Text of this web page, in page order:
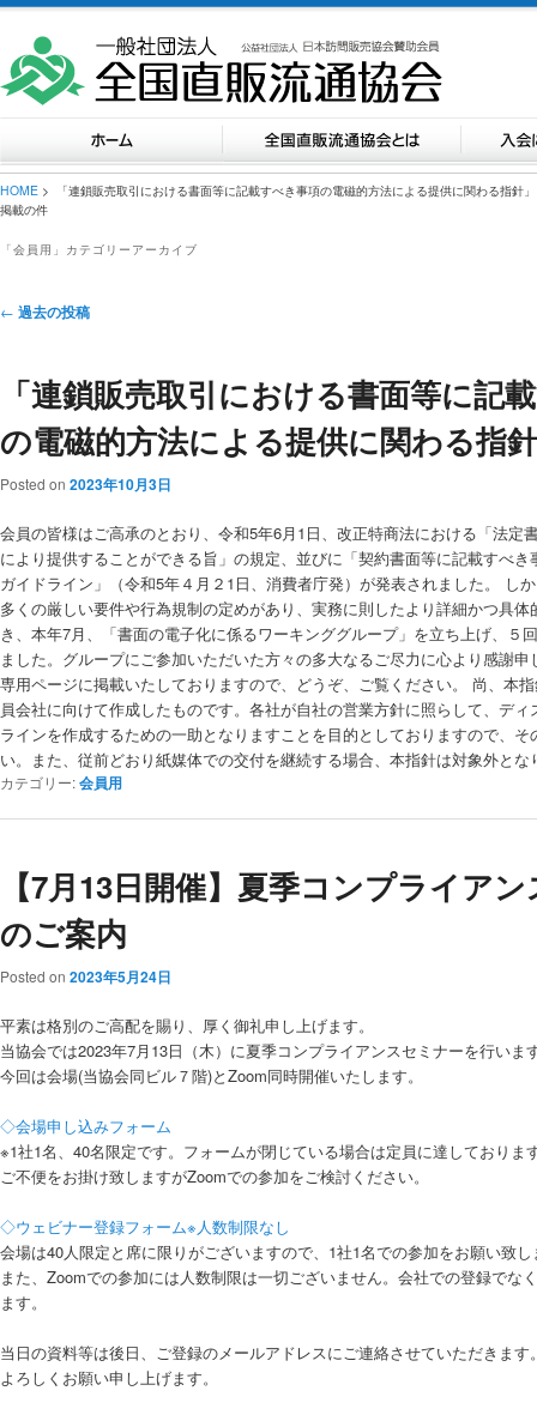
HOME > 「連鎖販売取引における書面等に記載すべき事項の電磁的方法による提供に関わる指針」
掲載の件
「会員用 」カテゴリーアーカイブ
投稿ナビゲーション
← 過去の投稿
「連鎖販売取引における書面等に記
の電磁的方法による提供に関わる指
Posted on 2023年10月3日
会員の皆様はご高承のとおり、令和5年6月1日、改正特商法における「法定
により提供することができる旨」の規定、並びに「契約書面等に記載すべ
ガイドライン」（令和5年４月２1日、消費者庁発）が発表されました。 し
多くの厳しい要件や行為規制の定めがあり、実務に則したより詳細かつ具
き、本年7月、「書面の電子化に係るワーキンググループ」を立ち上げ、５
ました。グループにご参加いただいた方々の多大なるご尽力に心より感謝
専用ページに掲載いたしておりますので、どうぞ、ご覧ください。 尚、本
員会社に向けて作成したものです。各社が自社の営業方針に照らして、デ
ラインを作成するための一助となりますことを目的としておりますので、
い。また、従前どおり紙媒体での交付を継続する場合、本指針は
カテゴリー:会員用
【7月13日開催】夏季コンプライア
のご案内
Posted on 2023年5月24日
平素は格別のご高配を賜り、厚く御礼申し上げます。
当協会では2023年7月13日（木）に夏季コンプライアンスセミナーを行いま
今回は会場(当協会同ビル７階)とZoom同時開催いたします。
◇会場申し込みフォーム
※1社1名、40名限定です。フォームが閉じている場合は定員に達しておりま
ご不便をお掛け致しますがZoomでの参加をご検討ください。
◇ウェビナー登録フォーム※人数制限なし
会場は40人限定と席に限りがございますので、1社1名での参加をお願い致し
また、Zoomでの参加には人数制限は一切ございません。会社での登録でな
ます。
当日の資料等は後日、ご登録のメールアドレスにご連絡させていただきます
よろしくお願い申し上げます。